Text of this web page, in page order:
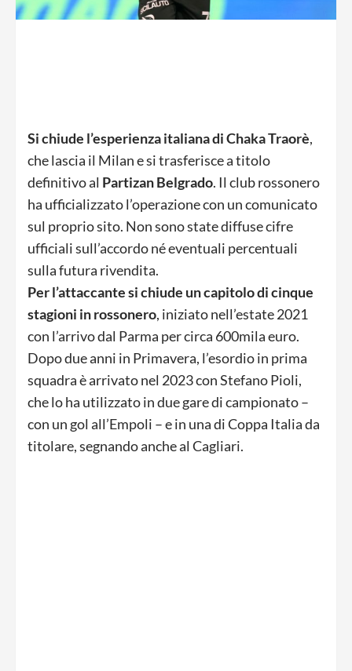
Si chiude l’esperienza italiana di Chaka Traorè,
che lascia il Milan e si trasferisce a titolo
definitivo al Partizan Belgrado. Il club rossonero
ha ufficializzato l’operazione con un comunicato
sul proprio sito. Non sono state diffuse cifre
ufficiali sull’accordo né eventuali percentuali
sulla futura rivendita.
Per l’attaccante si chiude un capitolo di cinque
stagioni in rossonero, iniziato nell’estate 2021
con l’arrivo dal Parma per circa 600mila euro.
Dopo due anni in Primavera, l’esordio in prima
squadra è arrivato nel 2023 con Stefano Pioli,
che lo ha utilizzato in due gare di campionato –
con un gol all’Empoli – e in una di Coppa Italia da
titolare, segnando anche al Cagliari.